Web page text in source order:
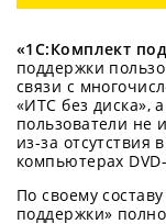
«1С:Комплект
поддержки
связи с
«ИТС без диска»,
пользователи не
из-за
компьютерах
По своему
поддержки»